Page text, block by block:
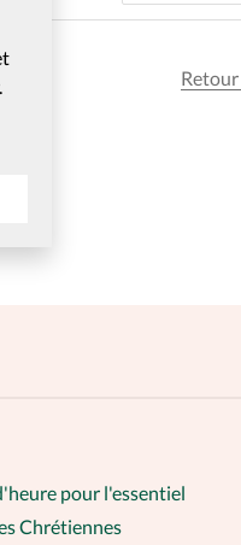
Nous contacter
pour l'essentiel
Chrétiennes